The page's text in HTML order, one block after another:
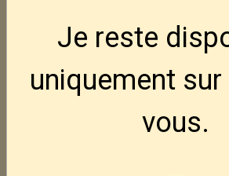
Je reste
uniquement
vous.